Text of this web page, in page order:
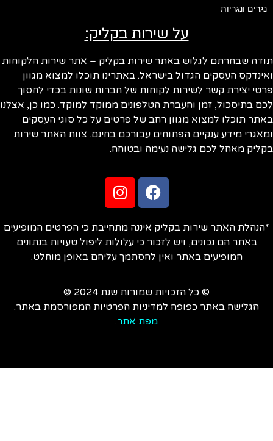
נגרים ונגריות
על שירות בקליק:
שבחרתם לגלוש באתר שירות בקליק – אתר שירות הלקוחות
העסקים הגדול בישראל. באתרינו תוכלו למצוא מגוון
יצירת קשר לשירות לקוחות של חברות שונות בכדי לחסוך
בתיסכול, זמן והעברת הטלפונים ממוקד למוקד. כמו כן, אצלנו
תוכלו למצוא מגוון רחב של פרטים על כל סוגי העסקים
מידע ענקיים הפתוחים עבורכם בחינם. צוות האתר שירות
מאחל לכם גלישה נעימה ובטוחה.
האתר שירות בקליק איננה מתחייבת כי הפרטים המופיעים
באתר הם נכונים, ויש לזכור כי עלולות ליפול טעויות בנתונים
המופיעים באתר ואין להסתמך עליהם באופן מוחלט.
© כל הזכויות שמורות שנת 2024 ©
הגלישה באתר כפופה למדיניות הפרטיות המפורסמת באתר.
מפת אתר.